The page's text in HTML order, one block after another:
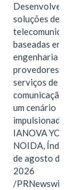
Desenvolvendo
soluções de
baseadas em
engenharia para
provedores de
serviços de
comunicação em
um cenário
impulsionado
IANOVA YORK e
NOIDA, Índia, 3
de agosto de
2026
/PRNewswire/ --